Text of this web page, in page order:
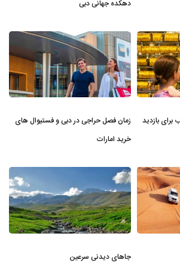
دهکده جهانی دبی
برای بازدید
زمان فصل حراجی در دبی و فستیوال های
خرید امارات
جاهای دیدنی سرعین